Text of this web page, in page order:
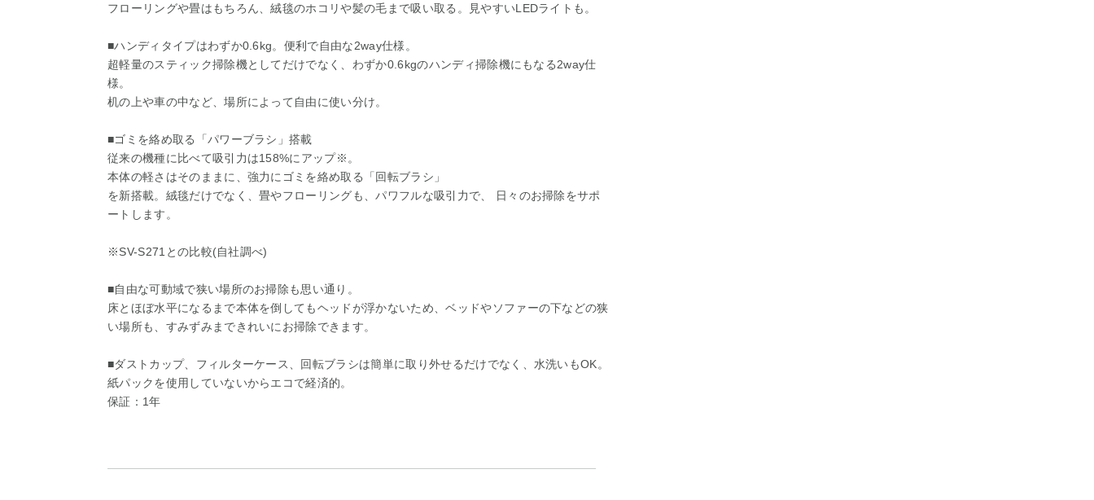
フローリングや畳はもちろん、絨毯のホコリや髪の毛まで吸い取る。見やすいLEDライトも。
■ハンディタイプはわずか0.6kg。便利で自由な2way仕様。
超軽量のスティック掃除機としてだけでなく、わずか0.6kgのハンディ掃除機にもなる2way仕
様。
机の上や車の中など、場所によって自由に使い分け。
■ゴミを絡め取る「パワーブラシ」搭載
従来の機種に比べて吸引力は158%にアップ※。
本体の軽さはそのままに、強力にゴミを絡め取る「回転ブラシ」
を新搭載。絨毯だけでなく、畳やフローリングも、パワフルな吸引力で、 日々のお掃除をサポ
ートします。
※SV-S271との比較(自社調べ)
■自由な可動域で狭い場所のお掃除も思い通り。
床とほぼ水平になるまで本体を倒してもヘッドが浮かないため、ベッドやソファーの下などの狭
い場所も、すみずみまできれいにお掃除できます。
■ダストカップ、フィルターケース、回転ブラシは簡単に取り外せるだけでなく、水洗いもOK。
紙パックを使用していないからエコで経済的。
保証：1年